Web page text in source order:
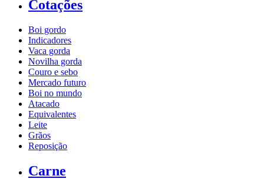
Cotações
Boi gordo
Indicadores
Vaca gorda
Novilha gorda
Couro e sebo
Mercado futuro
Boi no mundo
Atacado
Equivalentes
Leite
Grãos
Reposição
Carne